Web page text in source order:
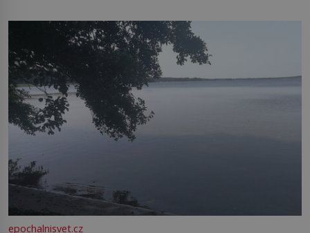
Boskovice na okraji Drahanské vrchoviny vznikla někdy
ve13. století, a už v roce 1313 kronikáři zaznamenali
epochalnisvet.cz